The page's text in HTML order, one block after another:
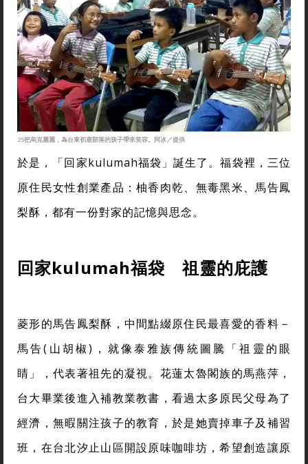
25把烏克麗麗，為台東初鹿部落的孩子帶來笑容。阿冰／提供
於是，「回家kulumah福袋」誕生了。福袋裡，三位
原住民女性創業產品：柚香肉乾、無毒黑米、馬告鳳
梨酥，都有一份對家的記憶與思念。
回家kulumah福袋 祖靈的庇護
菱形的馬告鳳梨酥，中間點綴原住民最喜愛的香料－
馬告(山胡椒)，就像泰雅族傳統圖騰「祖靈的眼
睛」，代表著祖先的凝視。花蓮太魯閣族的馬燕萍，
台大畢業後進入補教業教書，看過太多原民父母為了
經濟，無暇關注孩子的教育，於是她賣掉車子及補習
班，在台北汐止山區開設原味咖啡坊，希望創造讓原